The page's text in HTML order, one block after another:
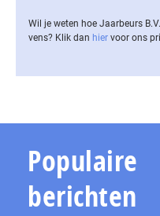
Wil je weten hoe Jaarbeurs
vens? Klik dan hier voor ons
Populaire
berichten